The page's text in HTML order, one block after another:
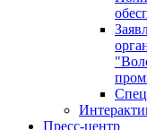
Пресс-центр